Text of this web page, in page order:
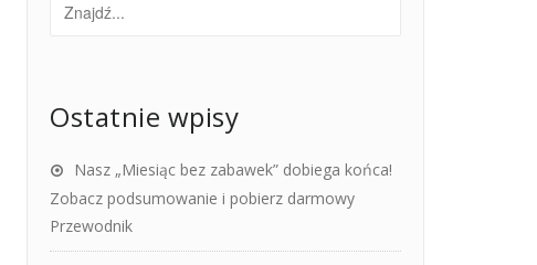
Ostatnie wpisy
Nasz „Miesiąc bez zabawek” dobiega końca!
Zobacz podsumowanie i pobierz darmowy
Przewodnik